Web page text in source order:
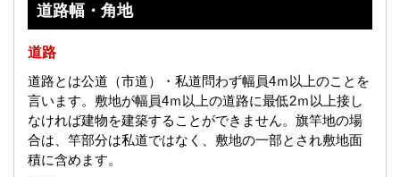
道路幅・角地
道路
道路とは公道（市道）・私道問わず幅員4ｍ以上のことを
言います。敷地が幅員4ｍ以上の道路に最低2ｍ以上接し
なければ建物を建築することができません。旗竿地の場
合は、竿部分は私道ではなく、敷地の一部とされ敷地面
積に含めます。